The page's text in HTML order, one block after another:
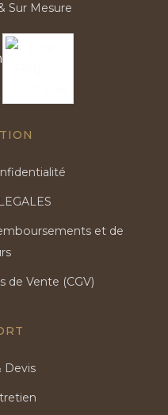
Sur Mesure
et de
de Vente (CGV)
Devis